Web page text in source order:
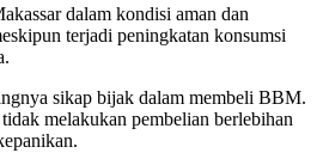
dalam kondisi aman dan
terjadi peningkatan konsumsi
sikap bijak dalam membeli BBM.
melakukan pembelian berlebihan